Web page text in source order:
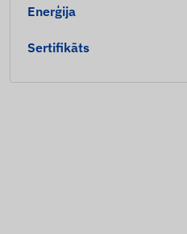
Enerģija
Sertifikāts